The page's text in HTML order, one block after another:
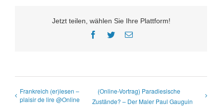
Jetzt teilen, wählen Sie Ihre Plattform!
Facebook
TwitterE-
Frankreich (er)lesen –
plaisir de lire @Online
(Online-Vortrag) Paradiesische
Zustände? – Der Maler Paul Gauguin